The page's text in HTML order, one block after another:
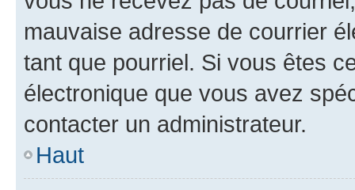
mauvaise adresse de courrier
tant que pourriel. Si vous êtes
électronique que vous avez
contacter un administrateur.
Haut